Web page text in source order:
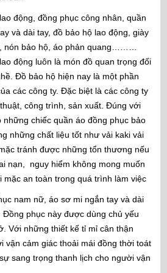
động, đồng phục công nhân, quần
và dài tay, đồ bảo hộ lao động, giày
nón bảo hộ, áo phản quang………
động luôn là món đồ quan trọng đối
Đồ bảo hộ hiện nay là một phần
các công ty. Đặc biệt là các công ty
công trình, sản xuất. Đúng với
những chiếc quần áo đồng phục bảo
những chất liệu tốt như vải kaki vải
tránh được những tổn thương nếu
nạn, nguy hiểm không mong muốn
mặc an toàn trong quá trình làm việc
nam nữ, áo sơ mi ngắn tay và dài
phục này được dùng chủ yếu
Với những thiết kế tỉ mỉ cân thận
vận cảm giác thoải mái đồng thời toát
sang trọng thanh lịch cho người vận